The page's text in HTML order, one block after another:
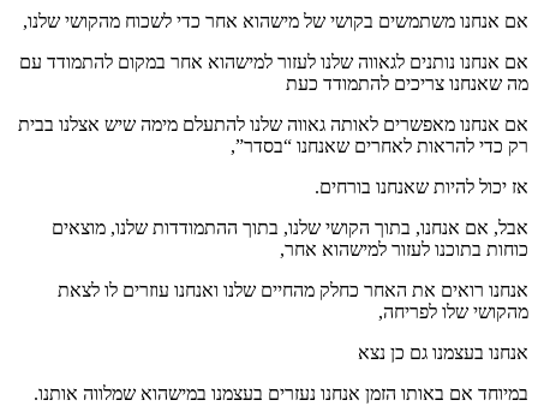
אם אנחנו משתמשים בקושי של מישהוא אחר כדי לשכוח מהקושי שלנו,
אם אנחנו נותנים לגאווה שלנו לעזור למישהוא אחר במקום להתמודד עם
מה שאנחנו צריכים להתמודד כעת
אם אנחנו מאפשרים לאותה גאווה שלנו להתעלם מימה שיש אצלנו בבית
רק כדי להראות לאחרים שאנחנו “בסדר”,
אז יכול להיות שאנחנו בורחים.
אבל, אם אנחנו, בתוך הקושי שלנו, בתוך ההתמודדות שלנו, מוצאים
כוחות בתוכנו לעזור למישהוא אחר,
אנחנו רואים את האחר כחלק מהחיים שלנו ואנחנו עוזרים לו לצאת
מהקושי שלו לפריחה,
אנחנו בעצמנו גם כן נצא
במיוחד אם באותו הזמן אנחנו נעזרים בעצמנו במישהוא שמלווה אותנו.